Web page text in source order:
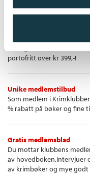
Krimklubben -
portofritt over kr 399,-!
Unike medlemstilbud
Som medlem i
% rabatt på bøker og fine
Gratis medlemsblad
Du mottar klubbens
av hovedboken,intervjuer
av krimbøker og mye